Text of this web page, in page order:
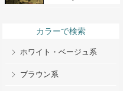
カラーで検索
ホワイト・ベージュ系
ブラウン系